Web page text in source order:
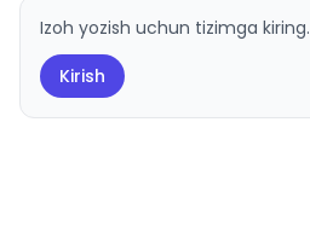
Izoh yozish uchun tizimga kiring.
Kirish